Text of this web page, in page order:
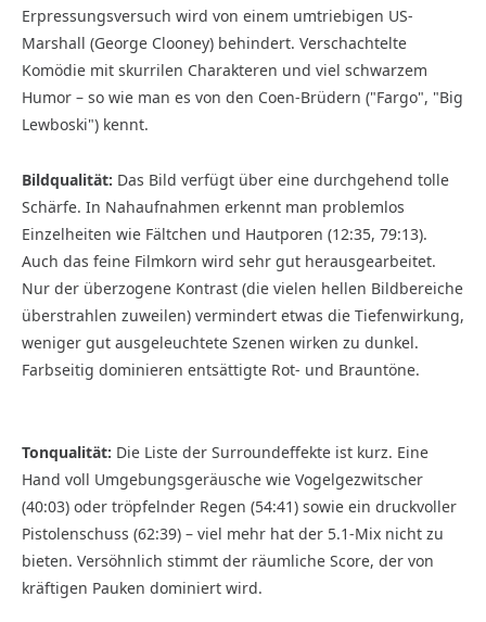
Erpressungsversuch wird von einem umtriebigen US-
Marshall (George Clooney) behindert. Verschachtelte
Komödie mit skurrilen Charakteren und viel schwarzem
Humor – so wie man es von den Coen-Brüdern ("Fargo", "Big
Lewboski") kennt.
Bildqualität: Das Bild verfügt über eine durchgehend tolle
Schärfe. In Nahaufnahmen erkennt man problemlos
Einzelheiten wie Fältchen und Hautporen (12:35, 79:13).
Auch das feine Filmkorn wird sehr gut herausgearbeitet.
Nur der überzogene Kontrast (die vielen hellen Bildbereiche
überstrahlen zuweilen) vermindert etwas die Tiefenwirkung,
weniger gut ausgeleuchtete Szenen wirken zu dunkel.
Farbseitig dominieren entsättigte Rot- und Brauntöne.
Tonqualität: Die Liste der Surroundeffekte ist kurz. Eine
Hand voll Umgebungsgeräusche wie Vogelgezwitscher
(40:03) oder tröpfelnder Regen (54:41) sowie ein druckvoller
Pistolenschuss (62:39) – viel mehr hat der 5.1-Mix nicht zu
bieten. Versöhnlich stimmt der räumliche Score, der von
kräftigen Pauken dominiert wird.